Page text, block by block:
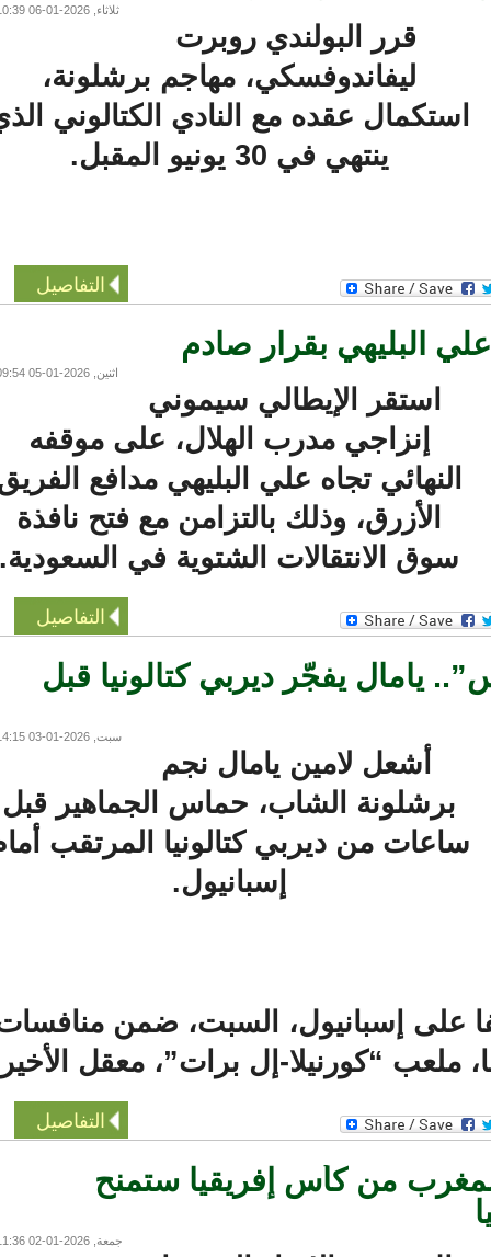
ثلاثاء, 2026-01-06 10:39
قرر البولندي روبرت
ليفاندوفسكي، مهاجم برشلونة،
عقده مع النادي الكتالوني الذي
ينتهي في 30 يونيو المقبل.
التفاصيل
البليهي بقرار صادم
اثنين, 2026-01-05 09:54
استقر الإيطالي سيموني
إنزاجي مدرب الهلال، على موقفه
النهائي تجاه علي البليهي مدافع الفريق
الأزرق، وذلك بالتزامن مع فتح نافذة
سوق الانتقالات الشتوية في السعودية.
التفاصيل
يامال يفجّر ديربي كتالونيا قبل
سبت, 2026-01-03 14:15
أشعل لامين يامال نجم
برشلونة الشاب، حماس الجماهير قبل
من ديربي كتالونيا المرتقب أمام
إسبانيول.
إسبانيول، السبت، ضمن منافسات
التفاصيل
من كأس إفريقيا ستمنح
جمعة, 2026-01-02 11:36